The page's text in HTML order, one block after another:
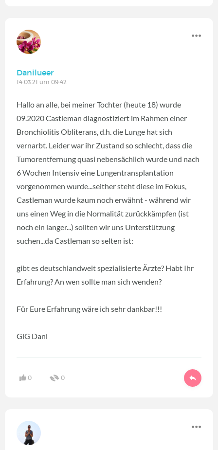
Danilueer
14.03.21 um 09:42
Hallo an alle, bei meiner Tochter (heute 18) wurde
09.2020 Castleman diagnostiziert im Rahmen einer
Bronchiolitis Obliterans, d.h. die Lunge hat sich
vernarbt. Leider war ihr Zustand so schlecht, dass die
Tumorentfernung quasi nebensächlich wurde und nach
6 Wochen Intensiv eine Lungentransplantation
vorgenommen wurde...seither steht diese im Fokus,
Castleman wurde kaum noch erwähnt - während wir
uns einen Weg in die Normalität zurückkämpfen (ist
noch ein langer...) sollten wir uns Unterstützung
suchen...da Castleman so selten ist:
gibt es deutschlandweit spezialisierte Ärzte? Habt Ihr
Erfahrung? An wen sollte man sich wenden?
Für Eure Erfahrung wäre ich sehr dankbar!!!
GlG Dani
0 0